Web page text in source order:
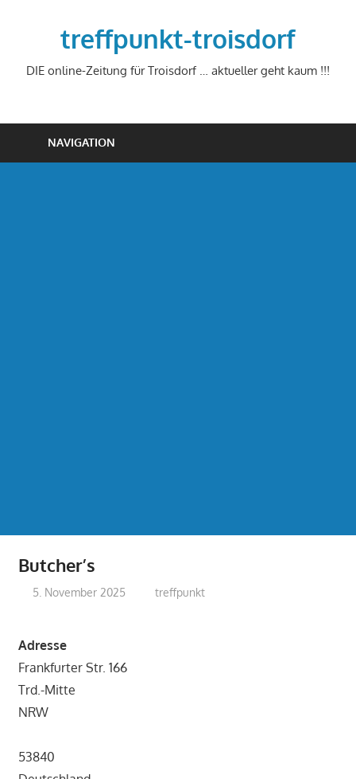
treffpunkt-troisdorf
DIE online-Zeitung für Troisdorf … aktueller geht kaum !!!
NAVIGATION
Butcher’s
5. November 2025 treffpunkt
Adresse
Frankfurter Str. 166
Trd.-Mitte
NRW
53840